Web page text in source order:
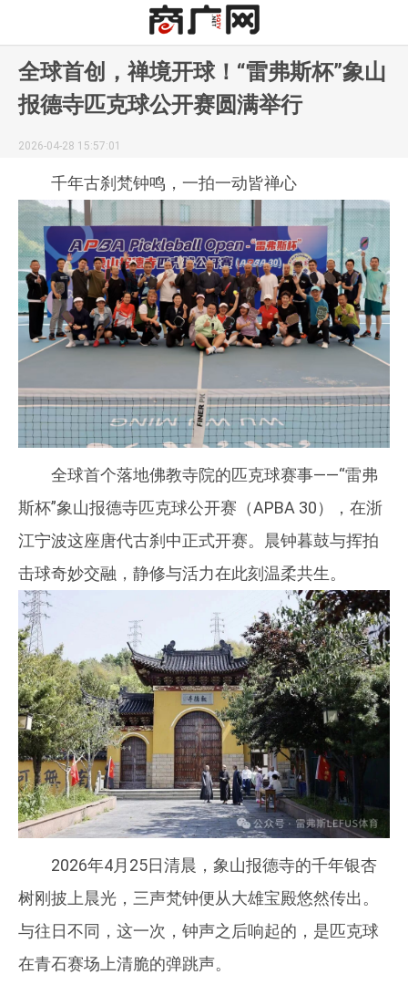
全球首创，禅境开球！“雷弗斯杯”象山
报德寺匹克球公开赛圆满举行
2026-04-28 15:57:01
千年古刹梵钟鸣，一拍一动皆禅心
全球首个落地佛教寺院的匹克球赛事——“雷弗
斯杯”象山报德寺匹克球公开赛（APBA 30），在浙
江宁波这座唐代古刹中正式开赛。晨钟暮鼓与挥拍
击球奇妙交融，静修与活力在此刻温柔共生。
2026年4月25日清晨，象山报德寺的千年银杏
树刚披上晨光，三声梵钟便从大雄宝殿悠然传出。
与往日不同，这一次，钟声之后响起的，是匹克球
在青石赛场上清脆的弹跳声。